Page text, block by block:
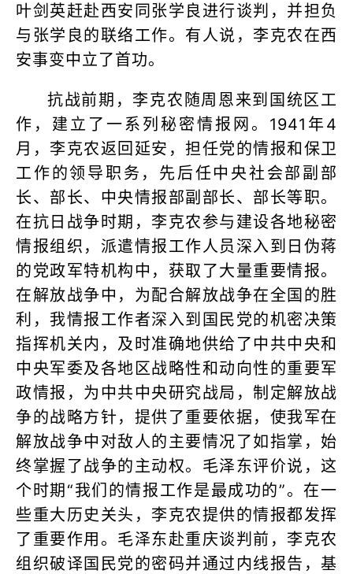
叶剑英赶赴西安同张学良进行谈判，并担负
与张学良的联络工作。有人说，李克农在西
安事变中立了首功。
抗战前期，李克农随周恩来到国统区工
作，建立了一系列秘密情报网。1941年4
月，李克农返回延安，担任党的情报和保卫
工作的领导职务，先后任中央社会部副部
长、部长、中央情报部副部长、部长等职。
在抗日战争时期，李克农参与建设各地秘密
情报组织，派遣情报工作人员深入到日伪蒋
的党政军特机构中，获取了大量重要情报。
在解放战争中，为配合解放战争在全国的胜
利，我情报工作者深入到国民党的机密决策
指挥机关内，及时准确地供给了中共中央和
中央军委及各地区战略性和动向性的重要军
政情报，为中共中央研究战局，制定解放战
争的战略方针，提供了重要依据，使我军在
解放战争中对敌人的主要情况了如指掌，始
终掌握了战争的主动权。毛泽东评价说，这
个时期“我们的情报工作是最成功的”。在一
些重大历史关头，李克农提供的情报都发挥
了重要作用。毛泽东赴重庆谈判前，李克农
组织破译国民党的密码并通过内线报告，基